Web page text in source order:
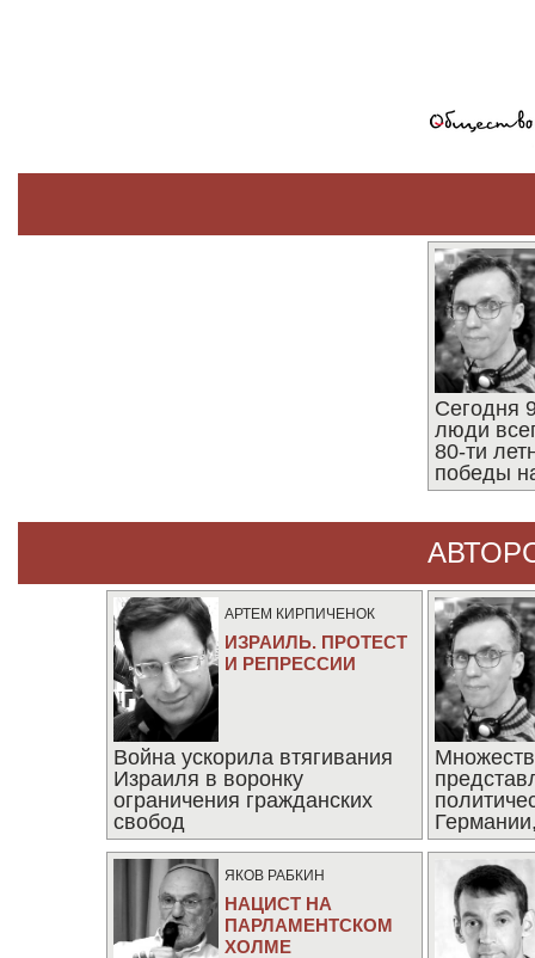
Сегодня
люди
80-ти
победы
АРТЕМ КИРПИЧЕНОК
ИЗРАИЛЬ. ПРОТЕСТ
И РЕПРЕССИИ
Война ускорила втягивания
Израиля в воронку
ограничения гражданских
свобод
ЯКОВ РАБКИН
НАЦИСТ НА
ПАРЛАМЕНТСКОМ
ХОЛМЕ